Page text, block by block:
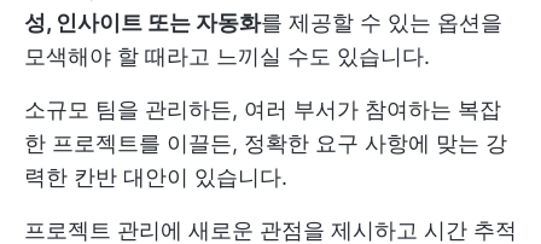
성, 인사이트 또는 자동화를 제공할 수 있는 옵션을
모색해야 할 때라고 느끼실 수도 있습니다.
소규모 팀을 관리하든, 여러 부서가 참여하는 복잡
한 프로젝트를 이끌든, 정확한 요구 사항에 맞는 강
력한 칸반 대안이 있습니다.
프로젝트 관리에 새로운 관점을 제시하고 시간 추적